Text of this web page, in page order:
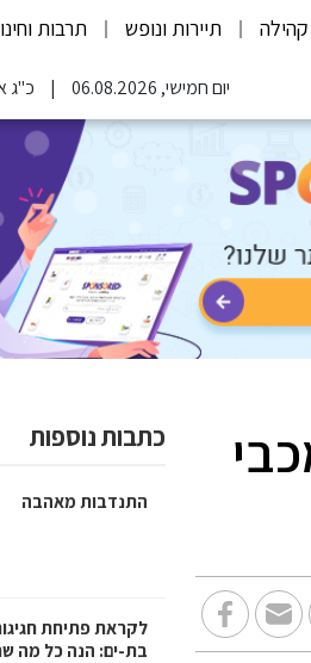
קהילה תיירות ונופש תרבות
יום חמישי, 06.08.2026 כ"ג
כתבות נוספות
התנדבות מאהבה
בת-ים: הנה כל מה